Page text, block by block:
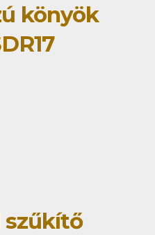
könyök
szűkítő